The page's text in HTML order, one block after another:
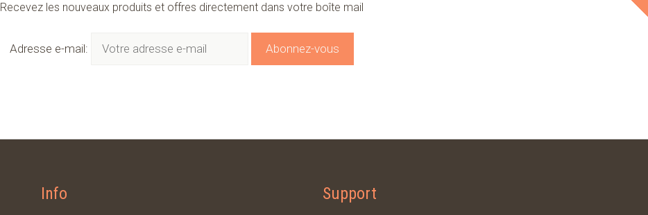
Recevez les nouveaux produits et offres directement dans votre boîte mail
Adresse e-mail:
Info Support